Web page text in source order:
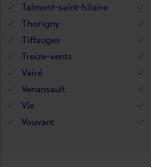
Talmont-saint-hilaire
Thorigny
Tiffauges
Treize-vents
Vairé
Venansault
Vix
Vouvant